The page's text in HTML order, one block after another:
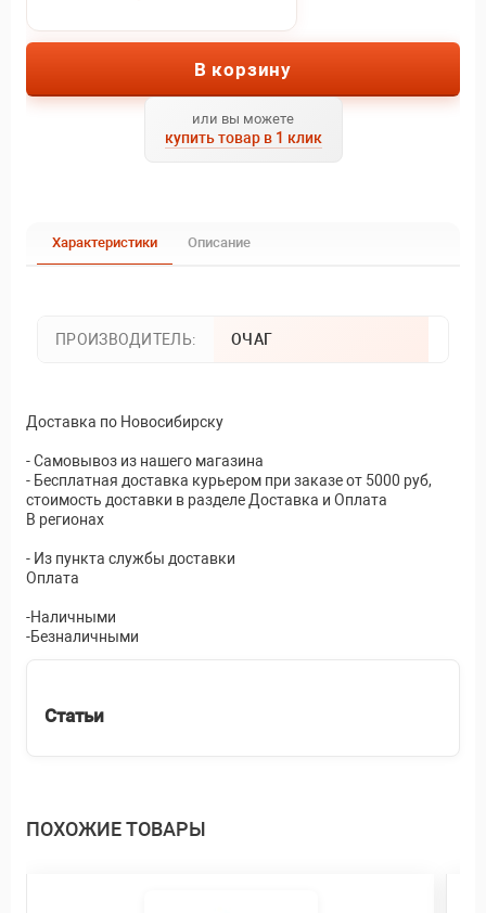
В корзину
или вы можете
купить товар в 1 клик
Характеристики Описание
ПРОИЗВОДИТЕЛЬ: ОЧАГ
Доставка по Новосибирску
- Самовывоз из нашего магазина
- Бесплатная доставка курьером при заказе от 5000 руб,
стоимость доставки в разделе Доставка и Оплата
В регионах
- Из пункта службы доставки
Оплата
-Наличными
-Безналичными
Статьи
ПОХОЖИЕ ТОВАРЫ